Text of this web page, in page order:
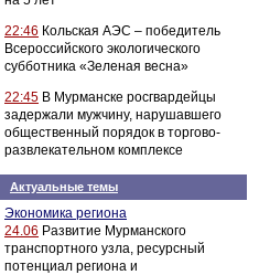
22:46 Кольская АЭС – победитель
Всероссийского экологического
субботника «Зеленая весна»
22:45 В Мурманске росгвардейцы
задержали мужчину, нарушавшего
общественный порядок в торгово-
развлекательном комплексе
Актуальные темы
Экономика региона
24.06 Развитие Мурманского
транспортного узла, ресурсный
потенциал региона и